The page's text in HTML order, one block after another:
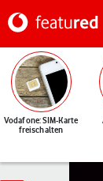
Vodafone: SIM-Karte
freischalten